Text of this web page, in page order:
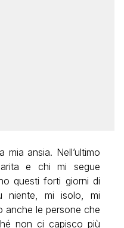
mia ansia. Nell’ultimo
e chi mi segue
questi forti giorni di
niente, mi isolo, mi
anche le persone che
non ci capisco più